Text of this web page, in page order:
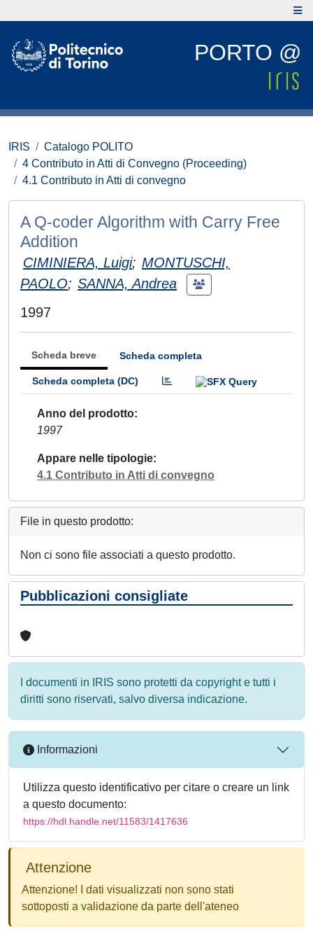
PORTO @
IRIS
Catalogo POLITO
4 Contributo in Atti di Convegno (Proceeding)
4.1 Contributo in Atti di convegno
A Q-coder Algorithm with Carry Free
Addition
CIMINIERA, Luigi; MONTUSCHI,
PAOLO; SANNA, Andrea
1997
Scheda breve Scheda completa
Scheda completa (DC)
Anno del prodotto
1997
Appare nelle tipologie
4.1 Contributo in Atti di convegno
File in questo prodotto:
Non ci sono file associati a questo prodotto.
Pubblicazioni consigliate
I documenti in IRIS sono protetti da copyright e tutti i
diritti sono riservati, salvo diversa indicazione.
Informazioni
Utilizza questo identificativo per citare o creare un link
a questo documento:
https://hdl.handle.net/11583/1417636
Attenzione
Attenzione! I dati visualizzati non sono stati
sottoposti a validazione da parte dell'ateneo